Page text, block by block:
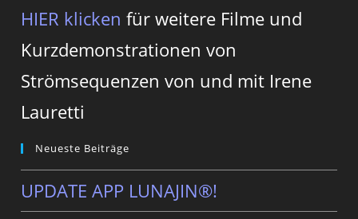
HIER klicken für weitere Filme und
Kurzdemonstrationen von
Strömsequenzen von und mit Irene
Lauretti
Neueste Beiträge
UPDATE APP LUNAJIN®!